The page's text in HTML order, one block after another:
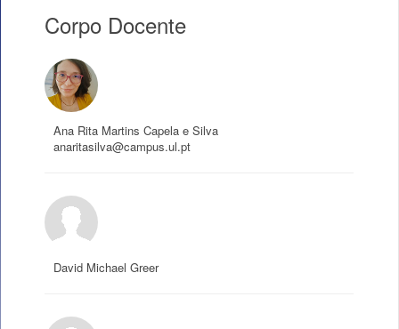
Corpo Docente
Ana Rita Martins Capela e Silva
anaritasilva@campus.ul.pt
David Michael Greer